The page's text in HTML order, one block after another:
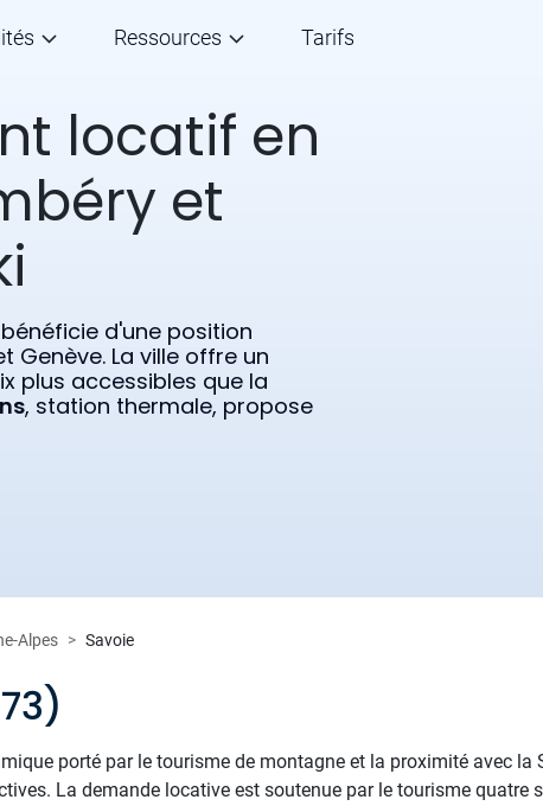
Ressources Tarifs
locatif en
et
d'une position
Genève. La ville offre un
plus accessibles que la
, station thermale, propose
Alpes Savoie
porté par le tourisme de montagne et la proximité avec la
La demande locative est soutenue par le tourisme